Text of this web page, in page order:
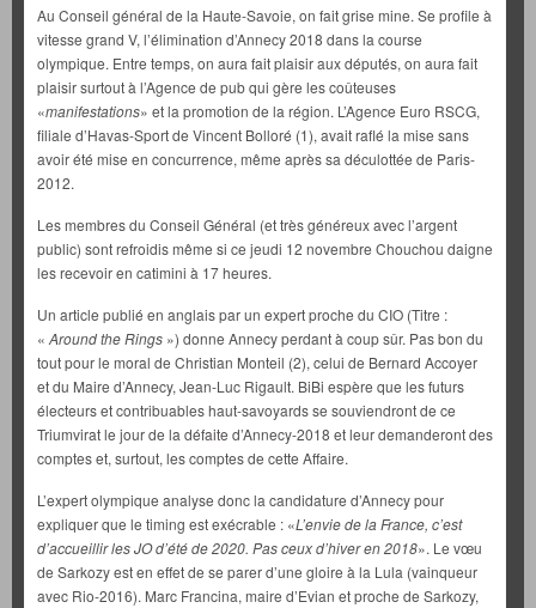
Au Conseil général de la Haute-Savoie, on fait grise mine. Se profile à
vitesse grand V, l’élimination d’Annecy 2018 dans la course
olympique. Entre temps, on aura fait plaisir aux députés, on aura fait
plaisir surtout à l’Agence de pub qui gère les coûteuses
«manifestations» et la promotion de la région. L’Agence Euro RSCG,
filiale d’Havas-Sport de Vincent Bolloré (1), avait raflé la mise sans
avoir été mise en concurrence, même après sa déculottée de Paris-
2012.
Les membres du Conseil Général (et très généreux avec l’argent
public) sont refroidis même si ce jeudi 12 novembre Chouchou daigne
les recevoir en catimini à 17 heures.
Un article publié en anglais par un expert proche du CIO (Titre :
«Around the Rings ») donne Annecy perdant à coup sûr. Pas bon du
tout pour le moral de Christian Monteil (2), celui de Bernard Accoyer
et du Maire d’Annecy, Jean-Luc Rigault. BiBi espère que les futurs
électeurs et contribuables haut-savoyards se souviendront de ce
Triumvirat le jour de la défaite d’Annecy-2018 et leur demanderont des
comptes et, surtout, les comptes de cette Affaire.
L’expert olympique analyse donc la candidature d’Annecy pour
expliquer que le timing est exécrable : «L’envie de la France, c’est
d’accueillir les JO d’été de 2020. Pas ceux d’hiver en 2018». Le vœu
de Sarkozy est en effet de se parer d’une gloire à la Lula (vainqueur
avec Rio-2016). Marc Francina, maire d’Evian et proche de Sarkozy,